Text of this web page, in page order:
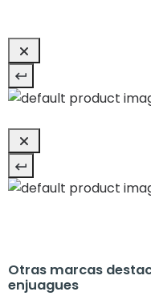
Otras marcas
enjuagues